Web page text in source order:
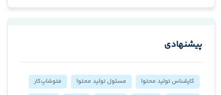
پیشنهادی
کارشناس تولید محتوا مسئول تولید محتوا
فتوشاپ‌کار